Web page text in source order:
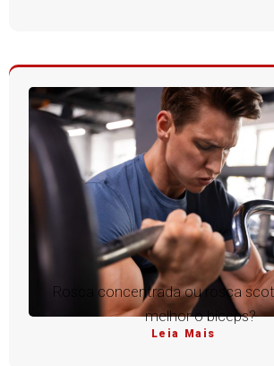
Rosca concentrada ou rosca
melhor o bíceps?
Leia Mais